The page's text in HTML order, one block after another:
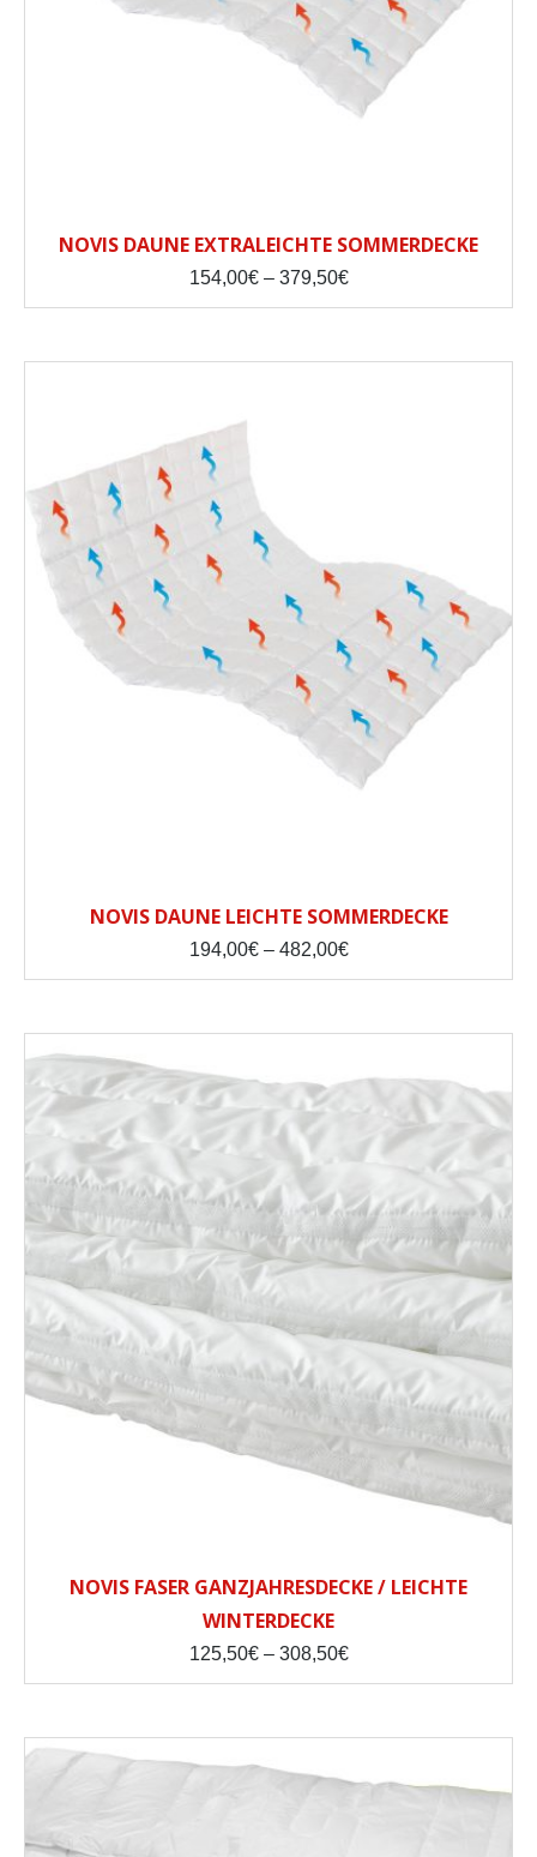
NOVIS DAUNE EXTRALEICHTE SOMMERDECKE
154,00€ – 379,50€Price
379,50€
NOVIS DAUNE LEICHTE SOMMERDECKE
194,00€ – 482,00€Price
482,00€
NOVIS FASER GANZJAHRESDECKE / LEICHTE
WINTERDECKE
125,50€ – 308,50€Price
308,50€